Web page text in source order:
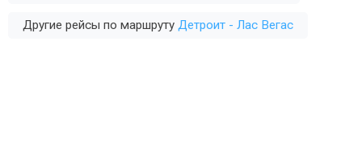
Другие рейсы по маршруту Детроит - Лас Вегас